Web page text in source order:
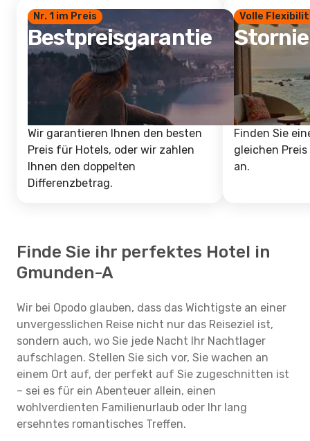
Nr. 1 im Preis
Bestpreisgarantie
Wir garantieren Ihnen den besten
Preis für Hotels, oder wir zahlen
Ihnen den doppelten
Differenzbetrag.
Volle
Finden Sie
gleichen
an.
Finde Sie ihr perfektes Hotel in
Gmunden-A
Wir bei Opodo glauben, dass das Wichtigste an einer
unvergesslichen Reise nicht nur das Reiseziel ist,
sondern auch, wo Sie jede Nacht Ihr Nachtlager
aufschlagen. Stellen Sie sich vor, Sie wachen an
einem Ort auf, der perfekt auf Sie zugeschnitten ist
– sei es für ein Abenteuer allein, einen
wohlverdienten Familienurlaub oder Ihr lang
ersehntes romantisches Treffen.